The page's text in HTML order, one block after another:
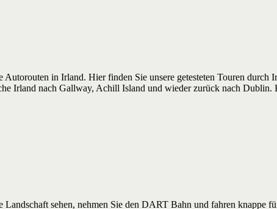
in Irland. Hier finden Sie unsere getesteten Touren
Irland nach Gallway, Achill Island und wieder zurück nach
sehen, nehmen Sie den DART Bahn und fahren knappe